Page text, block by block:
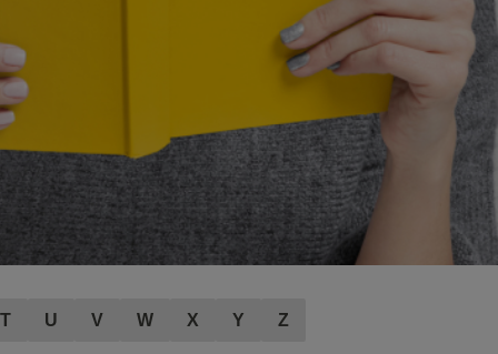
T U V W X Y Z